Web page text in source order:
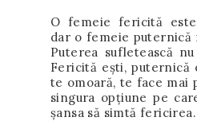
O femeie fericită
dar o femeie
Puterea sufletească
Fericită ești, puternică
te omoară, te face mai
singura opțiune pe
șansa să simtă fericirea.